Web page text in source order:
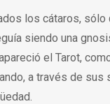
los cátaros,
siendo una
el Tarot,
a través de sus